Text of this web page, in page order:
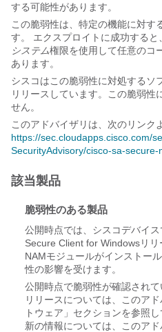
する可能性があります。
この脆弱性は、特定の機能に対す
す。 エクスプロイトに成功する
システム権限を使用して任意のコ
あります。
シスコはこの脆弱性に対処するソ
リリースしています。この脆弱性
せん。
このアドバイザリは、次のリンク
https://sec.cloudapps.cisco.com/
SecurityAdvisory/cisco-sa-
該当製品
脆弱性のある製品
公開時点では、シスコデバイ
Secure Client for Windowsリリ
NAMモジュールがインストー
性の影響を受けます。
公開時点で脆弱性が確認され
リリースについては、このア
トウェア」セクションを参照
新の情報については、このア